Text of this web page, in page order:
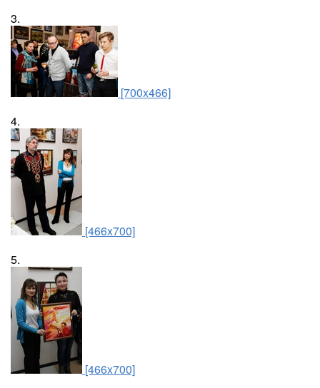
3.
[700x466]
4.
[466x700]
5.
[466x700]